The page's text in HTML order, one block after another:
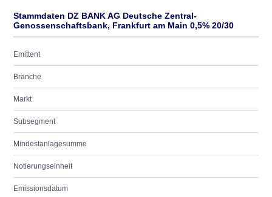
Stammdaten DZ BANK AG Deutsche Zentral-
Genossenschaftsbank, Frankfurt am Main 0,5% 20/30
Emittent
Branche
Markt
Subsegment
Mindestanlagesumme
Notierungseinheit
Emissionsdatum